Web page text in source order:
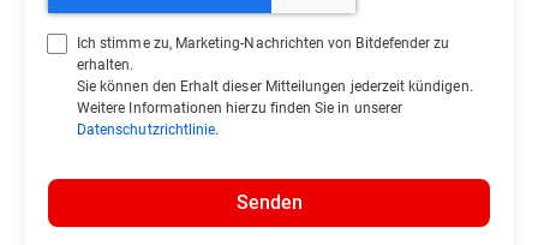
Ich stimme zu, Marketing-Nachrichten von Bitdefender zu
erhalten.
Sie können den Erhalt dieser Mitteilungen jederzeit kündigen.
Weitere Informationen hierzu finden Sie in unserer
Datenschutzrichtlinie.
Senden